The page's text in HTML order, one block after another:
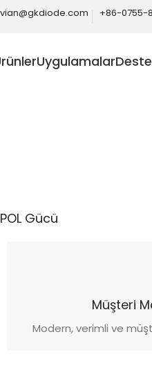
+86-0755-
Uygulamalar
POL Gücü
Müşteri
Modern, verimli ve